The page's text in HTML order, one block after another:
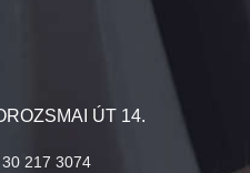
ÚT 14.
217 3074